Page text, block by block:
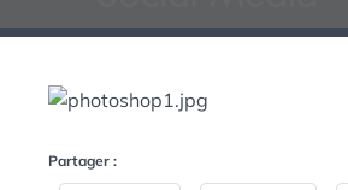
L
:
I
Partager :